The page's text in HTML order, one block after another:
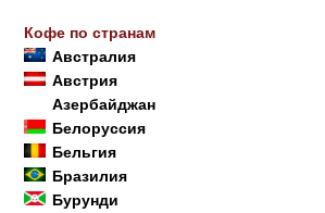
Кофе по странам
Австралия
Австрия
Азербайджан
Белоруссия
Бельгия
Бразилия
Бурунди